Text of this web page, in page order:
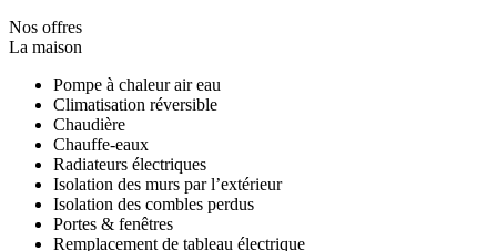
Nos offres
La maison
Pompe à chaleur air eau
Climatisation réversible
Chaudière
Chauffe-eaux
Radiateurs électriques
Isolation des murs par l’extérieur
Isolation des combles perdus
Portes & fenêtres
Remplacement de tableau électrique